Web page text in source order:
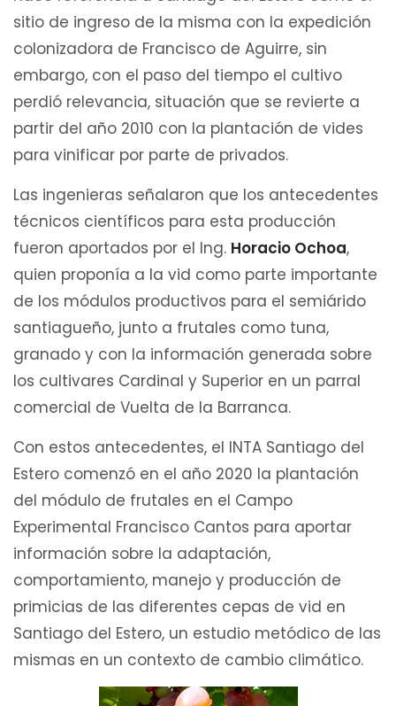
sitio de ingreso de la misma con la expedición
colonizadora de Francisco de Aguirre, sin
embargo, con el paso del tiempo el cultivo
perdió relevancia, situación que se revierte a
partir del año 2010 con la plantación de vides
para vinificar por parte de privados.
Las ingenieras señalaron que los antecedentes
técnicos científicos para esta producción
fueron aportados por el Ing. Horacio Ochoa,
quien proponía a la vid como parte importante
de los módulos productivos para el semiárido
santiagueño, junto a frutales como tuna,
granado y con la información generada sobre
los cultivares Cardinal y Superior en un parral
comercial de Vuelta de la Barranca.
Con estos antecedentes, el INTA Santiago del
Estero comenzó en el año 2020 la plantación
del módulo de frutales en el Campo
Experimental Francisco Cantos para aportar
información sobre la adaptación,
comportamiento, manejo y producción de
primicias de las diferentes cepas de vid en
Santiago del Estero, un estudio metódico de las
mismas en un contexto de cambio climático.